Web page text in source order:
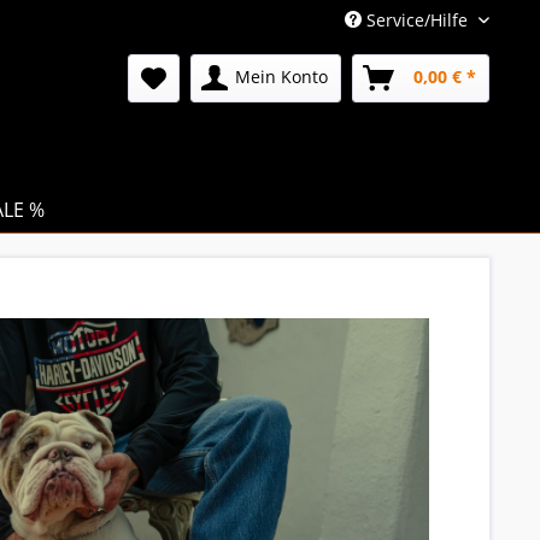
Service/Hilfe
Mein Konto 0,00 € *
%